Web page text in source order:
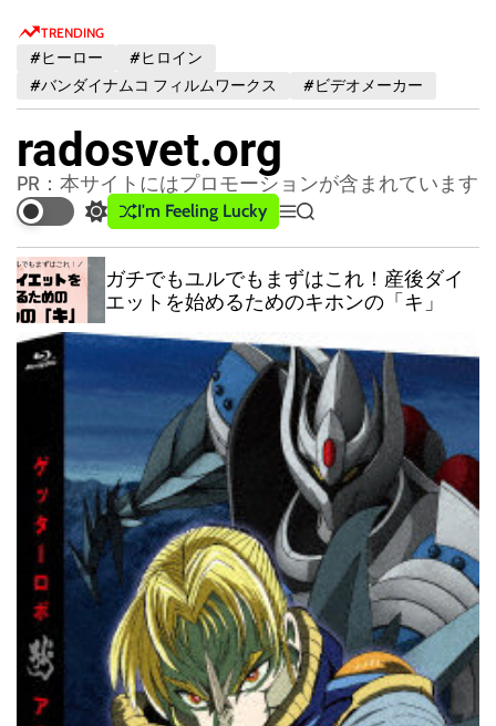
TRENDING
#ヒーロー
#ヒロイン
#バンダイナムコ フィルムワークス
#ビデオメーカー
radosvet.org
PR：本サイトにはプロモーションが含まれています
S
w
i
t
c
h
o
m
o
d
I'm Feeling Lucky
M
e
u
S
e
r
c
ガチでもユルでもまずはこれ！産後ダイ
エットを始めるためのキホンの「キ」